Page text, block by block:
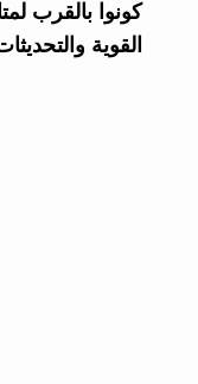
كونوا بالقرب
القوية